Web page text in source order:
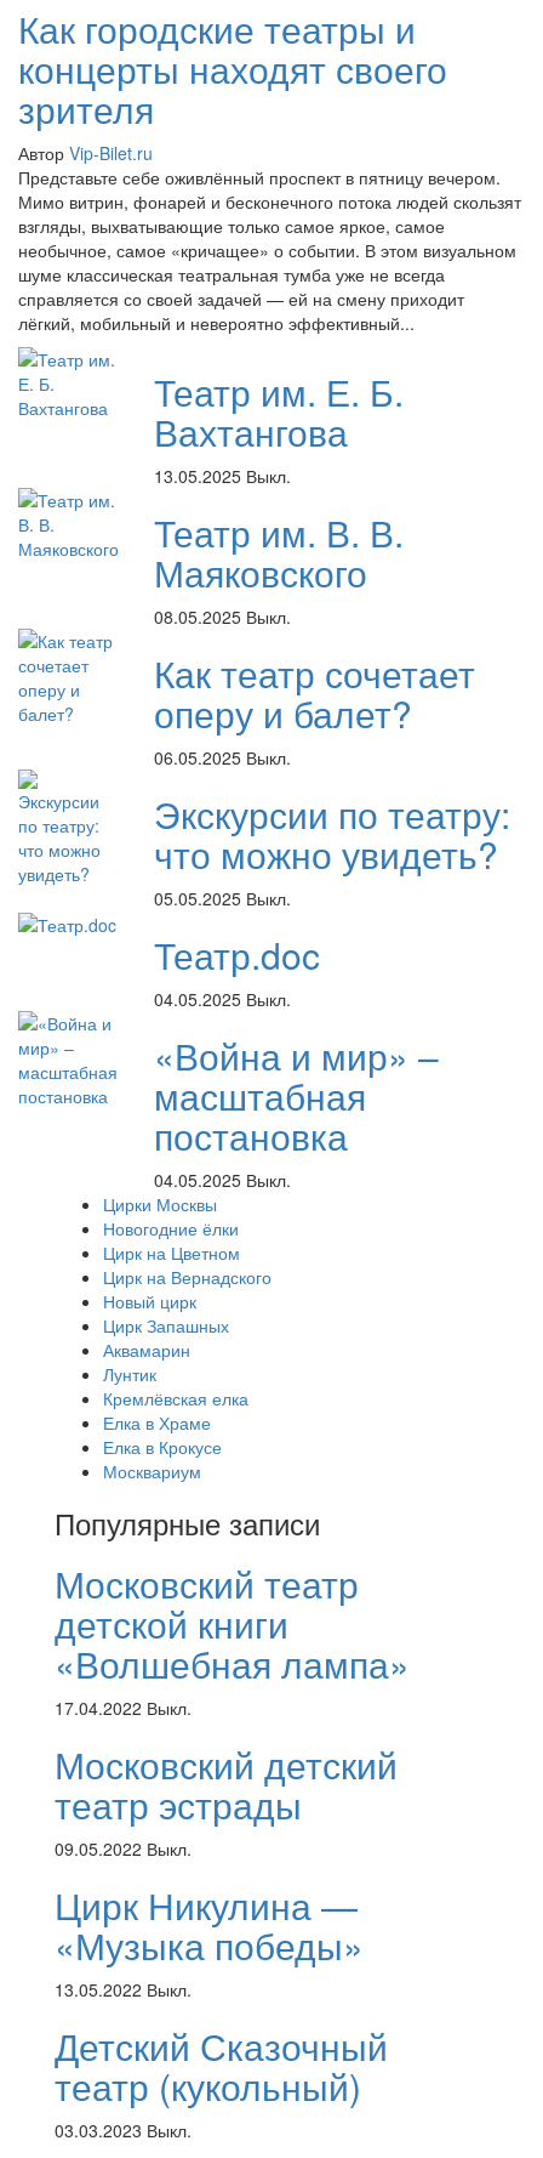
Как городские театры и
концерты находят своего
зрителя
Автор Vip-Bilet.ru
Представьте себе оживлённый проспект в пятницу вечером.
Мимо витрин, фонарей и бесконечного потока людей скользят
взгляды, выхватывающие только самое яркое, самое
необычное, самое «кричащее» о событии. В этом визуальном
шуме классическая театральная тумба уже не всегда
справляется со своей задачей — ей на смену приходит
лёгкий, мобильный и невероятно эффективный...
Театр им. Е. Б.
Вахтангова
13.05.2025 Выкл.
Театр им. В. В.
Маяковского
08.05.2025 Выкл.
Как театр сочетает
оперу и балет?
06.05.2025 Выкл.
Экскурсии по театру:
что можно увидеть?
05.05.2025 Выкл.
Театр.doc
04.05.2025 Выкл.
«Война и мир» –
масштабная
постановка
04.05.2025 Выкл.
Цирки Москвы
Новогодние ёлки
Цирк на Цветном
Цирк на Вернадского
Новый цирк
Цирк Запашных
Аквамарин
Лунтик
Кремлёвская елка
Елка в Храме
Елка в Крокусе
Москвариум
Популярные записи
Московский театр
детской книги
«Волшебная лампа»
17.04.2022 Выкл.
Московский детский
театр эстрады
09.05.2022 Выкл.
Цирк Никулина —
«Музыка победы»
13.05.2022 Выкл.
Детский Сказочный
театр (кукольный)
03.03.2023 Выкл.